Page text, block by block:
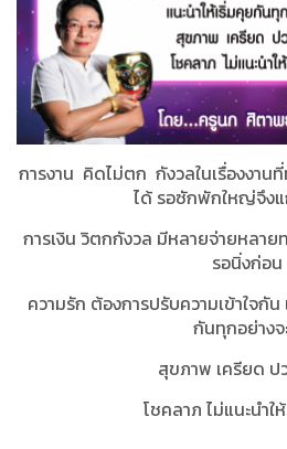
การงาน คิดไม่ตก กังวลในเรื่องงาน
ได้ รอซักพักใหญ่จึง
การเงิน วิตกกังวล มีหลายจ่ายหลา
รอนิ่งก่อน
ความรัก ต้องการปรับความเข้าใจกั
กันทุกอย่างจ
สุขภาพ เครียด ป
โชคลาภ ไม่แนะนำใ